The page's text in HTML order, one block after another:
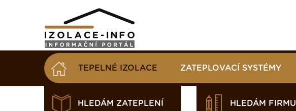
TEPELNÉ IZOLACE ZATEPLOVACÍ SYSTÉMY
HLEDÁM ZATEPLENÍ HLEDÁM FIRMU